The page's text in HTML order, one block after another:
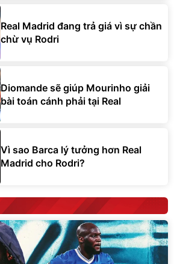
Real Madrid đang trả giá vì sự chần
chừ vụ Rodri
Diomande sẽ giúp Mourinho giải
bài toán cánh phải tại Real
Vì sao Barca lý tưởng hơn Real
Madrid cho Rodri?